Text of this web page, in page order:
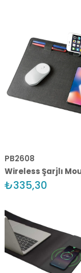
Wireless Şarjlı
PB2608
₺335,30